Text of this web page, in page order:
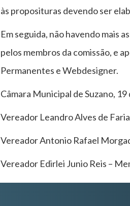
às proposituras devendo ser
Em seguida, não havendo mais
pelos membros da comissão, e
Permanentes e Webdesigner.
Câmara Municipal de Suzano,
Vereador Leandro Alves de
Vereador Antonio Rafael
Vereador Edirlei Junio Reis –